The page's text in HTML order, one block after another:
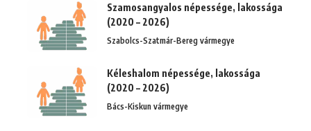
Szamosangyalos népessége, lakossága
(2020 – 2026)
Szabolcs-Szatmár-Bereg vármegye
Kéleshalom népessége, lakossága
(2020 – 2026)
Bács-Kiskun vármegye